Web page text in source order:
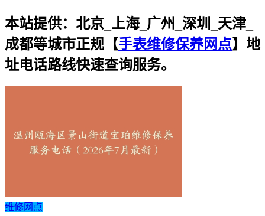
本站提供：北京_上海_广州_深圳_天津_
成都等城市正规【手表维修保养网点】地
址电话路线快速查询服务。
维修网点